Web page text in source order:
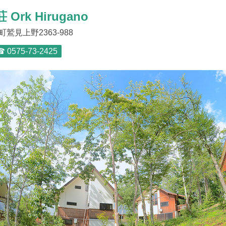
Ork Hirugano
鷲見上野2363-988
0575-73-2425